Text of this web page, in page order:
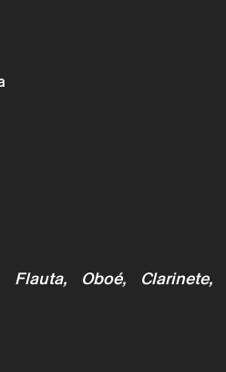
Oboé, Clarinete,
da parte do Theatro
tratados pelo Theatro Circo
concorda com os termos